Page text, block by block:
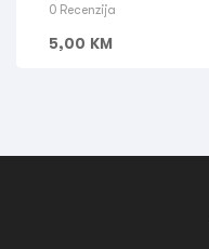
0 Recenzija
5,00 KM